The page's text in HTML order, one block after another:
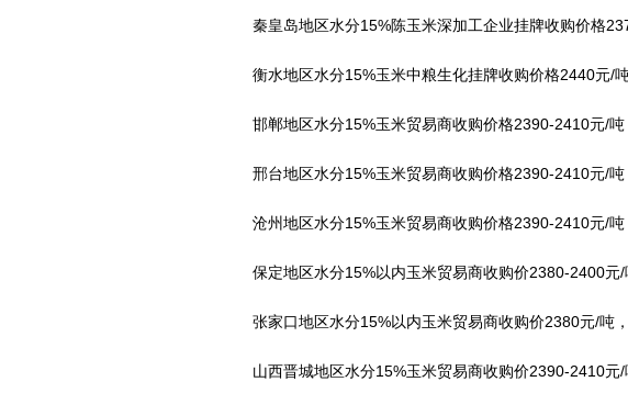
秦皇岛地区水分15%陈玉米深加工企业挂牌收购价格
衡水地区水分15%玉米中粮生化挂牌收购价格2440元/吨
邯郸地区水分15%玉米贸易商收购价格2390-2410元/吨
邢台地区水分15%玉米贸易商收购价格2390-2410元/吨
沧州地区水分15%玉米贸易商收购价格2390-2410元/吨
保定地区水分15%以内玉米贸易商收购价2380-2400元/
张家口地区水分15%以内玉米贸易商收购价2380元/吨，
山西晋城地区水分15%玉米贸易商收购价2390-2410元/